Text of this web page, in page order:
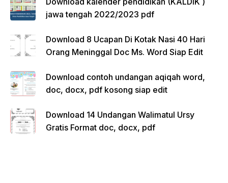
jawa tengah 2022/2023 pdf
Download 8 Ucapan Di Kotak Nasi 40 Hari
Orang Meninggal Doc Ms. Word Siap Edit
Download contoh undangan aqiqah word,
doc, docx, pdf kosong siap edit
Download 14 Undangan Walimatul Ursy
Gratis Format doc, docx, pdf